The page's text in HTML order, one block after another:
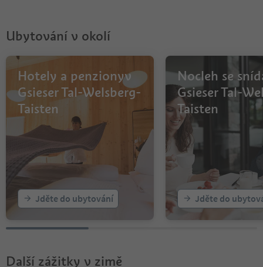
Ubytování v okolí
Hotely a penzionyv
Gsieser Tal-Welsberg-
Taisten
Jděte do ubytování
Nocleh se
Gsieser Tal-
Taisten
Jděte do
Další zážitky v zimě